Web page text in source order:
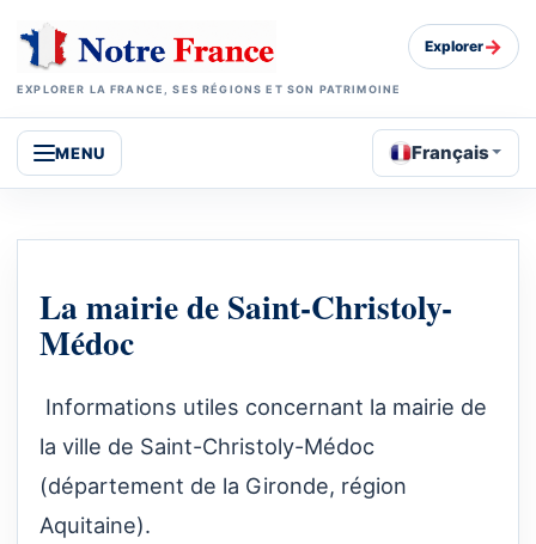
EXPLORER LA FRANCE, SES RÉGIONS ET SON PATRIMOINE
Explorer→
MENU Français
La mairie de Saint-Christoly-
Médoc
Informations utiles concernant la mairie de
la ville de Saint-Christoly-Médoc
(département de la Gironde, région
Aquitaine).